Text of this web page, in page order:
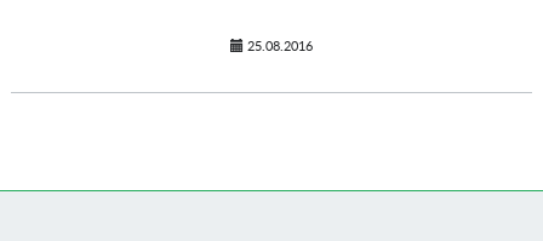
25.08.2016